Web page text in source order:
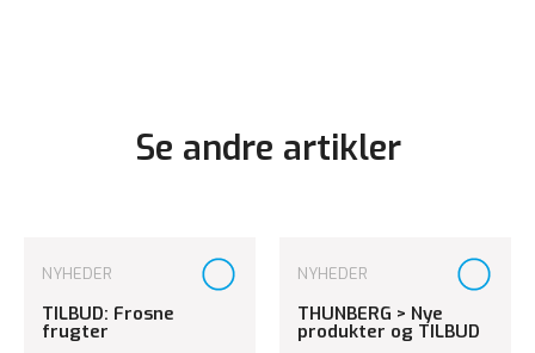
Se andre artikler
NYHEDER
TILBUD: Frosne
frugter
NYHEDER
THUNBERG > Nye
produkter og TILBUD